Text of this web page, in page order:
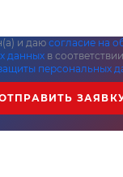
и даю согласие на
данных в
персональных